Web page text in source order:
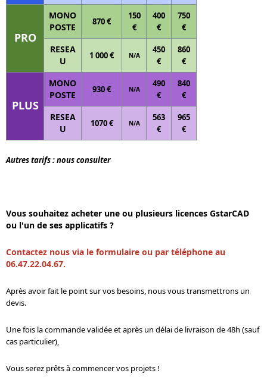
PRO
MONO
POSTE
870 €
150
€
400
€
750
€
RESEA
U
1 000 € N/A
450
€
860
€
PLUS
MONO
POSTE
930 € N/A
490
€
840
€
RESEA
U
1070 € N/A
563
€
965
€
Autres tarifs : nous consulter
Vous souhaitez acheter une ou plusieurs licences GstarCAD
ou l'un de ses applicatifs ?
Contactez nous via le formulaire ou par téléphone au
06.47.22.04.67.
Après avoir fait le point sur vos besoins, nous vous transmettrons un
devis.
Une fois la commande validée et après un délai de livraison de 48h (sauf
cas particulier),
Vous serez prêts à commencer vos projets !